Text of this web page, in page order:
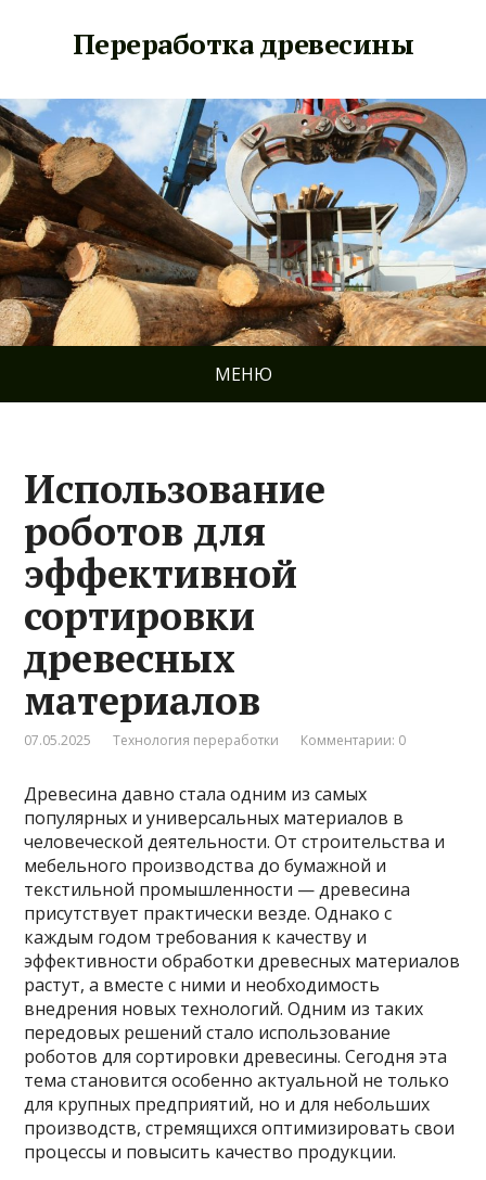
Переработка древесины
МЕНЮ
Использование
роботов для
эффективной
сортировки
древесных
материалов
07.05.2025 Технология переработки Комментарии: 0
Древесина давно стала одним из самых
популярных и универсальных материалов в
человеческой деятельности. От строительства и
мебельного производства до бумажной и
текстильной промышленности — древесина
присутствует практически везде. Однако с
каждым годом требования к качеству и
эффективности обработки древесных материалов
растут, а вместе с ними и необходимость
внедрения новых технологий. Одним из таких
передовых решений стало использование
роботов для сортировки древесины. Сегодня эта
тема становится особенно актуальной не только
для крупных предприятий, но и для небольших
производств, стремящихся оптимизировать свои
процессы и повысить качество продукции.